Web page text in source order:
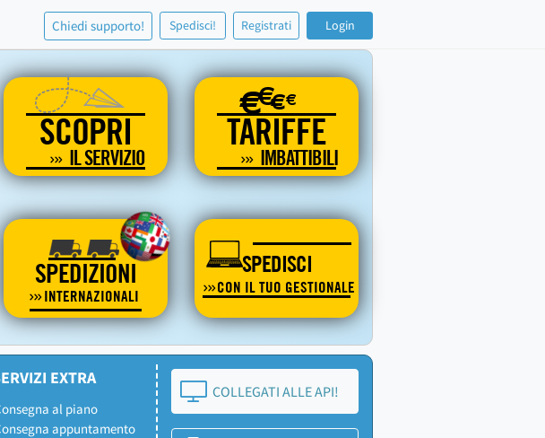
Chiedi supporto! Spedisci! Registrati Login
SCOPRI
IL SERVIZIO
€€€€
TARIFFE
IMBATTIBILI
SPEDIZIONI
INTERNAZIONALI
SPEDISCI
CON IL TUO GESTIONALE
EXTRA
al piano
appuntamento
COLLEGATI ALLE API!